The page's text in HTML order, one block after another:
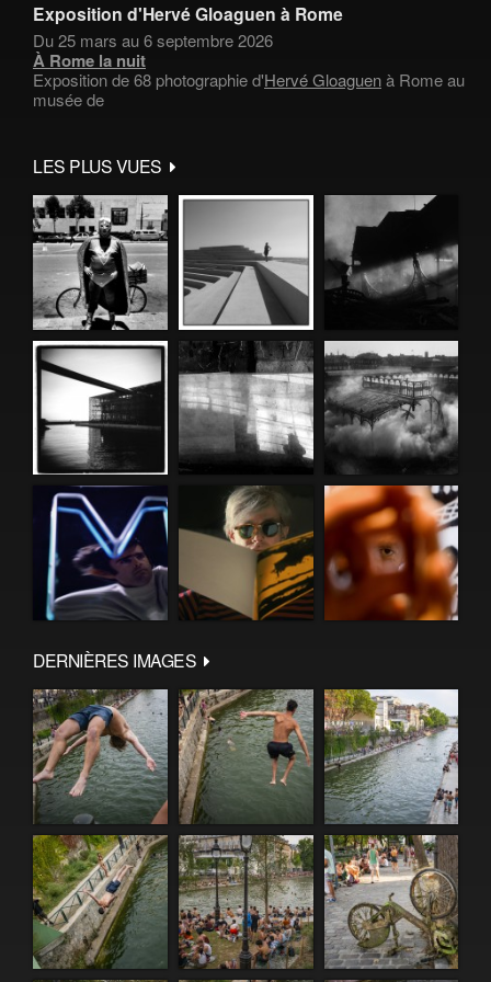
Exposition d'Hervé Gloaguen à Rome
Du 25 mars au 6 septembre 2026
À Rome la nuit
Exposition de 68 photographie d'Hervé Gloaguenà Rome au
musée de
LES PLUS VUES
DERNIÈRES IMAGES